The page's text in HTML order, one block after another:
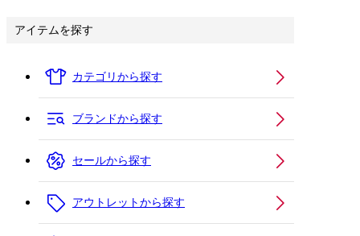
アイテムを探す
カテゴリから探す
ブランドから探す
セールから探す
アウトレットから探す